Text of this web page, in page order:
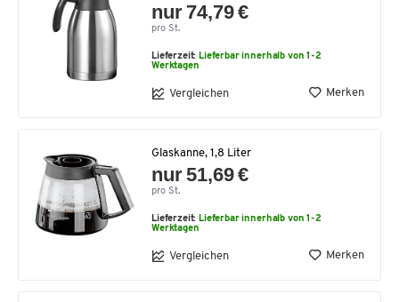
nur 74,79 €
pro St.
Lieferzeit: Lieferbar innerhalb von 1-2
Werktagen
Vergleichen Merken
Glaskanne, 1,8 Liter
nur 51,69 €
pro St.
Lieferzeit: Lieferbar innerhalb von 1-2
Werktagen
Vergleichen Merken